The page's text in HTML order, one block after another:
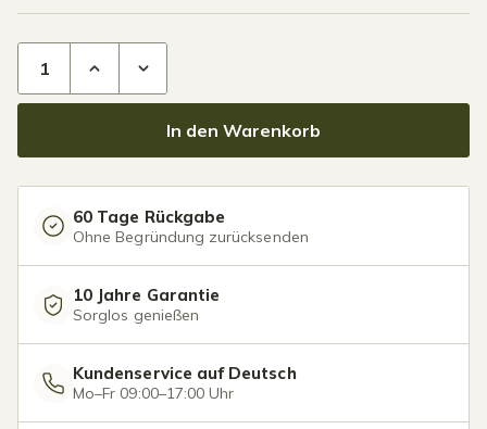
In den Warenkorb
60 Tage Rückgabe
Ohne Begründung zurücksenden
10 Jahre Garantie
Sorglos genießen
Kundenservice auf Deutsch
Mo–Fr 09:00–17:00 Uhr